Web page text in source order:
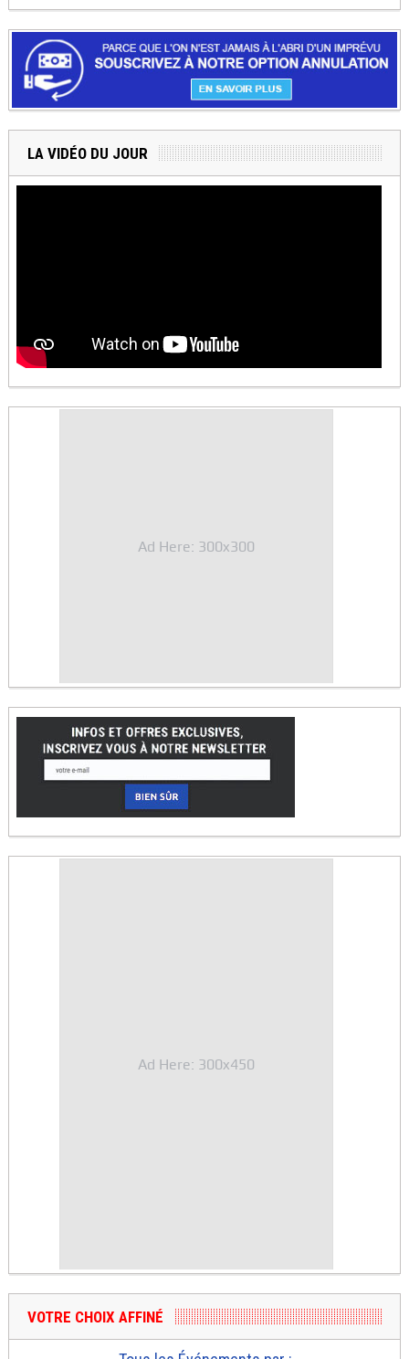
LA VIDÉO DU JOUR
Ad Here: 300x300
Ad Here: 300x450
VOTRE CHOIX AFFINÉ